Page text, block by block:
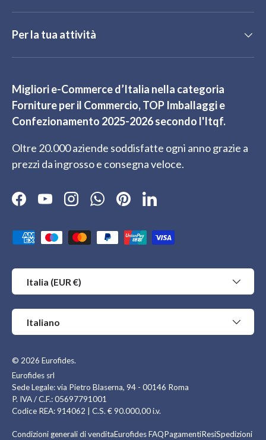
Per la tua attività
Migliori e-Commerce d’Italia nella categoria
Forniture per il Commercio, TOP Imballaggi e
Confezionamento 2025-2026 secondo l'Itqf.
Oltre 20.000 aziende soddisfatte ogni anno grazie a
prezzi da ingrosso e consegna veloce.
Facebook
YouTubeInstagramWhatsApp
PinterestLinkedIn
Metodi di pagamento accettati
Paese/Regione
Italia (EUR €)
Lingua
Italiano
© 2026 Eurofides.
Eurofides srl
Sede Legale: via Pietro Blaserna, 94 - 00146 Roma
P. IVA / C.F.: 05697791001
Codice REA: 914062 | C.S. € 90.000,00 i.v.
Condizioni generali di venditaEurofides FAQPagamentiResiSpedizioni